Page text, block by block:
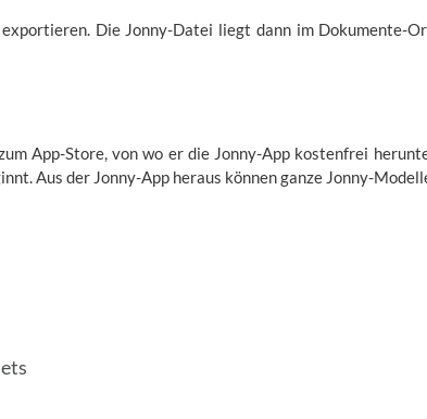
Die Jonny-Datei liegt dann im Dokumente-
App-Store, von wo er die Jonny-App kostenfrei
Aus der Jonny-App heraus können ganze Jonny-